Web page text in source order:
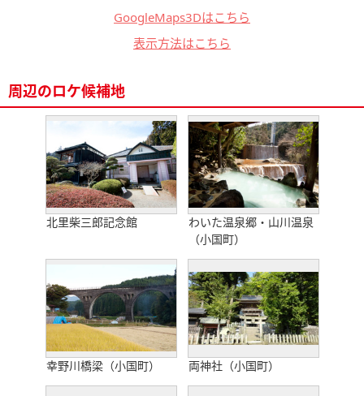
GoogleMaps3Dはこちら
表示方法はこちら
周辺のロケ候補地
北里柴三郎記念館
わいた温泉郷・山川温泉
（小国町）
幸野川橋梁（小国町） 両神社（小国町）